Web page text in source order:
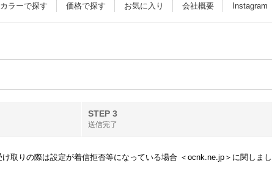
カラーで探す 価格で探す お気に入り 会社概要 Instagram
STEP 3
送信完了
取りの際は設定が着信拒否等になっている場合 ＜ocnk.ne.jp＞に関しまし